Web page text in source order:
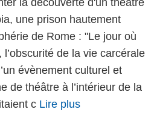
la découverte d'un théâtre
une prison hautement
de Rome : "Le jour où
de la vie carcérale
évènement culturel et
de théâtre à l’intérieur de la
c Lire plus